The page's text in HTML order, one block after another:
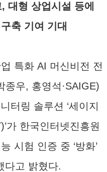
대형 상업시설 등에
축 기여 기대
특화 AI 머신비전 전
종우, 홍영석·SAIGE)
터링 솔루션 ‘세이지
가 한국인터넷진흥원
시험 인증 중 ‘방화’
다고 밝혔다.